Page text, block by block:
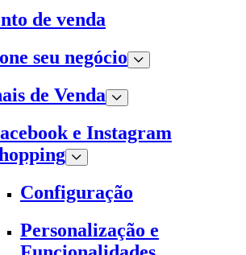
de venda
seu negócio
de Venda
e Instagram
Configuração
Personalização e